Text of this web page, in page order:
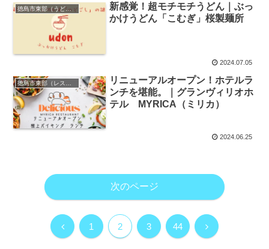
徳島市東部（うどん）
新感覚！超モチモチうどん｜ぶっ
かけうどん「こむぎ」桜製麺所
2024.07.05
リニューアルオープン！ホテルラ
ンチを堪能。｜グランヴィリオホ
テル MYRICA（ミリカ）
2024.06.25
次のページ
前 1 2 3 44 次